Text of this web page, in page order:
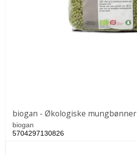
biogan - Økologiske mungbønner
biogan
5704297130826